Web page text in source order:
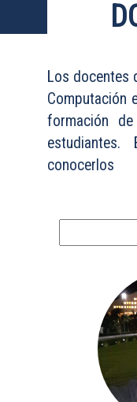
Los docentes
Computación
formación
conocerlos